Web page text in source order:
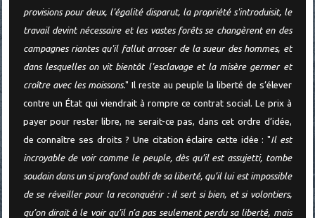
provisions pour deux, l'égalité disparut, la propriété s'introduisit, le
travail devint nécessaire et les vastes forêts se changèrent en des
campagnes riantes qu'il fallut arroser de la sueur des hommes, et
dans lesquelles on vit bientôt l'esclavage et la misère germer et
croître avec les moissons." Il reste au peuple la liberté de s’élever
contre un État qui viendrait à rompre ce contrat social. Le prix à
payer pour rester libre, ne serait-ce pas, dans cet ordre d’idée,
de connaître ses droits ? Une citation éclaire cette idée : "Il est
incroyable de voir comme le peuple, dès qu’il est assujetti, tombe
soudain dans un si profond oubli de sa liberté, qu’il lui est impossible
de se réveiller pour la reconquérir : il sert si bien, et si volontiers,
qu’on dirait à le voir qu’il n’a pas seulement perdu sa liberté, mais